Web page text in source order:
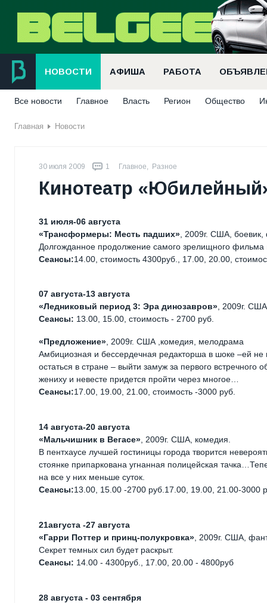
НОВОСТИ АФИША РАБОТА
Все новости Главное Власть Регион Общество
Главная Новости
30 июля 2009 1 Главное, Разное
Кинотеатр
31 июля-06 августа
«Трансформеры: Месть падших» , 2009г. США,
Долгожданное продолжение самого зрелищного
Сеансы:14.00, стоимость 4300руб., 17.00, 20.00,
07 августа-13 августа
«Ледниковый период 3: Эра динозавров», 2009г.
Сеансы: 13.00, 15.00, стоимость - 2700 руб.
«Предложение», 2009г. США ,комедия, мелодрама
Амбициозная и бессердечная редакторша в шоке –ей
остаться в стране – выйти замуж за первого
жениху и невесте придется пройти через многое…
Сеансы:17.00, 19.00, 21.00, стоимость -3000 руб.
14 августа-20 августа
«Мальчишник в Вегасе» , 2009г. США, комедия.
В пентхаусе лучшей гостиницы города творится
стоянке припаркована угнанная полицейская
на все у них меньше суток.
Сеансы:13.00, 15.00 -2700 руб.17.00, 19.00, 21.00-3000
21августа -27 августа
«Гарри Поттер и принц-полукровка» , 2009г. США,
Секрет темных сил будет раскрыт.
Сеансы: 14.00 - 4300руб., 17.00, 20.00 - 4800руб
28 августа - 03 сентября